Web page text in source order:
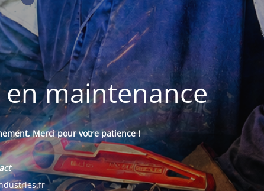
maintenance
Merci pour votre patience !